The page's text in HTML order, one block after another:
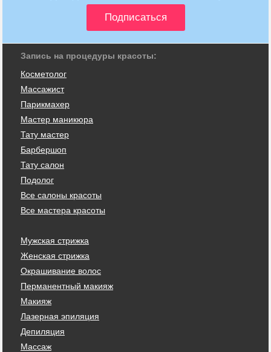
Запись на процедуры красоты:
Косметолог
Массажист
Парикмахер
Мастер маникюра
Тату мастер
Барбершоп
Тату салон
Подолог
Все салоны красоты
Все мастера красоты
Мужская стрижка
Женская стрижка
Окрашивание волос
Перманентный макияж
Макияж
Лазерная эпиляция
Депиляция
Массаж